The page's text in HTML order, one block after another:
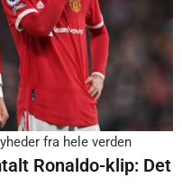
fra hele verden
Ronaldo-klip: Det